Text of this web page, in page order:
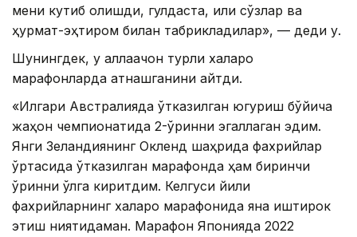
мени кутиб олишди, гулдаста, илиқ сўзлар ва
ҳурмат-эҳтиром билан табрикладилар», — деди у.
Шунингдек, у аллақачон турли халқаро
марафонларда қатнашганини айтди.
«Илгари Aвстралияда ўтказилган югуриш бўйича
жаҳон чемпионатида 2-ўринни эгаллаган эдим.
Янги Зеландиянинг Окленд шаҳрида фахрийлар
ўртасида ўтказилган марафонда ҳам биринчи
ўринни қўлга киритдим. Келгуси йили
фахрийларнинг халқаро марафонида яна иштирок
этиш ниятидаман. Марафон Японияда 2022